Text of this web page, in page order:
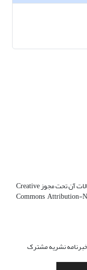
این نشریه با دسترسی آزاد منتشر می‌شود و مقالات آن تحت مجوز Creative
Commons Attribution-
خبرنامه نشریه مشترک